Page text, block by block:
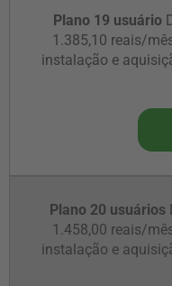
Plano 19 usuário
1.385,10 reais/
instalação e
Plano 20 usuários
1.458,00 reais/
instalação e